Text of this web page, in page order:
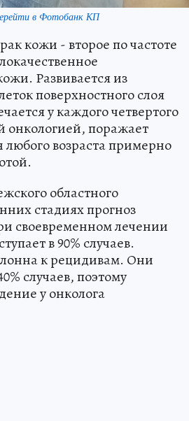
в Фотобанк КП
кожи - второе по частоте
Развивается из
поверхностного слоя
у каждого четвертого
онкологией, поражает
возраста примерно
областного
стадиях прогноз
своевременном лечении
в 90% случаев.
к рецидивам. Они
случаев, поэтому
у онколога